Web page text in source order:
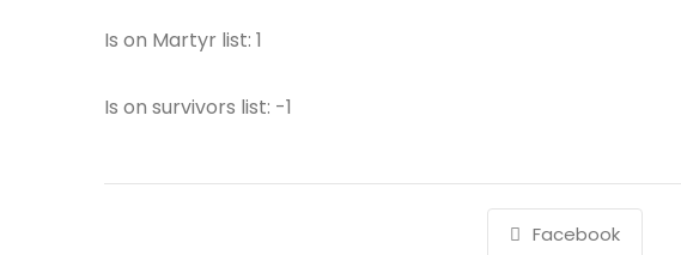
Is on Martyr list: 1
Is on survivors list: -1
Facebook